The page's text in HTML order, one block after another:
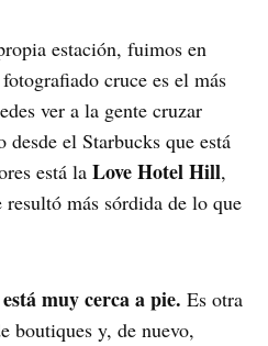
estación, fuimos en
cruce es el más
ver a la gente cruzar
desde el Starbucks que está
está laLove Hotel Hill,
más sórdida de lo que
muy cerca a pie. Es otra
boutiques y, de nuevo,